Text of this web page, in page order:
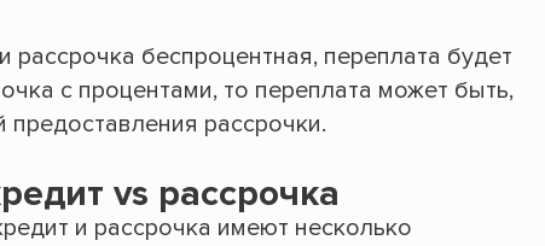
беспроцентная, переплата будет
с процентами, то переплата может быть,
предоставления рассрочки.
vs рассрочка
и рассрочка имеют несколько